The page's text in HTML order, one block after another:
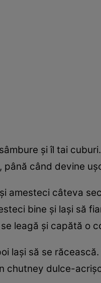
și îl tai
când devine
amesteci câteva
bine și lași să
leagă și capătă o
lași să se
chutney dulce-